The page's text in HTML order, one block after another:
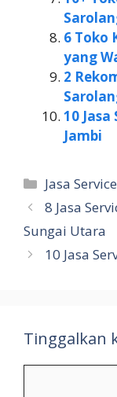
6 Toko
yang
2
10
Jambi
Kategori
Jasa
8 Jasa
Sungai Utara
10 Jasa
Tinggalkan